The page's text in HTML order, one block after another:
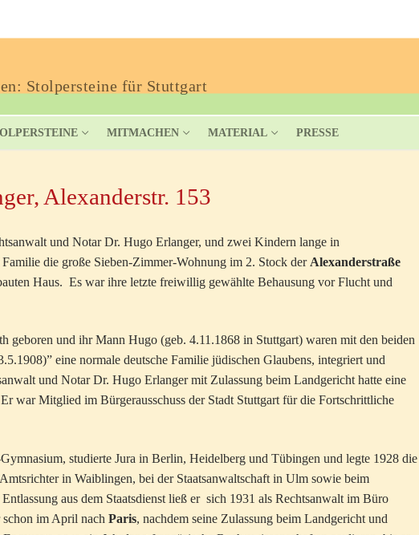
Stolpersteine für Stuttgart
MITMACHEN MATERIAL PRESSE
Alexanderstr. 153
und Notar Dr. Hugo Erlanger, und zwei Kindern lange in
die große Sieben-Zimmer-Wohnung im 2. Stock der Alexanderstraße
Haus. Es war ihre letzte freiwillig gewählte Behausung vor Flucht und
geboren und ihr Mann Hugo (geb. 4.11.1868 in Stuttgart) waren mit den beiden
eine normale deutsche Familie jüdischen Glaubens, integriert und
und Notar Dr. Hugo Erlanger mit Zulassung beim Landgericht hatte eine
war Mitglied im Bürgerausschuss der Stadt Stuttgart für die Fortschrittliche
studierte Jura in Berlin, Heidelberg und Tübingen und legte 1928 die
in Waiblingen, bei der Staatsanwaltschaft in Ulm sowie beim
aus dem Staatsdienst ließ er sich 1931 als Rechtsanwalt im Büro
schon im April nach Paris, nachdem seine Zulassung beim Landgericht und